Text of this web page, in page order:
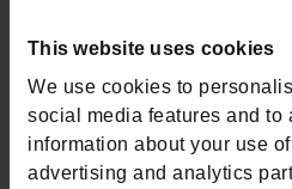
This website uses cookies
We use cookies to
social media features and to
information about your use
advertising and analytics
Detail
Materialen